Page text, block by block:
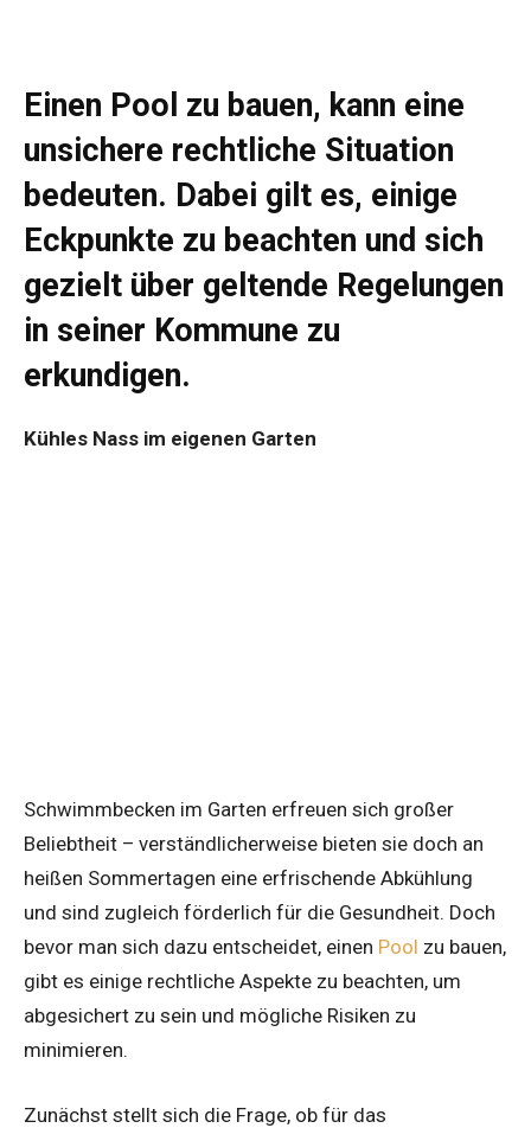
Einen Pool zu bauen, kann eine
unsichere rechtliche Situation
bedeuten. Dabei gilt es, einige
Eckpunkte zu beachten und sich
gezielt über geltende Regelungen
in seiner Kommune zu
erkundigen.
Kühles Nass im eigenen Garten
Schwimmbecken im Garten erfreuen sich großer
Beliebtheit – verständlicherweise bieten sie doch an
heißen Sommertagen eine erfrischende Abkühlung
und sind zugleich förderlich für die Gesundheit. Doch
bevor man sich dazu entscheidet, einen Pool zu bauen,
gibt es einige rechtliche Aspekte zu beachten, um
abgesichert zu sein und mögliche Risiken zu
minimieren.
Zunächst stellt sich die Frage, ob für das